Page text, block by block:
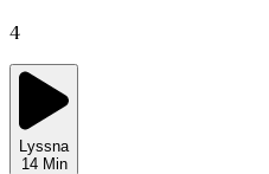
4
Lyssna
14 Min